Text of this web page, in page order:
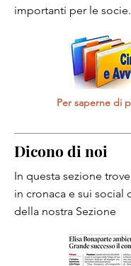
importanti per le socie.
Per saperne di
Dicono di noi
In questa sezione
in cronaca e sui social
della nostra Sezione